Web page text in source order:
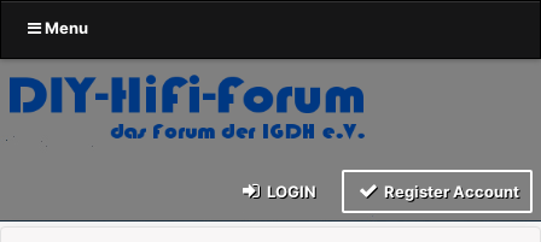
Menu
LOGIN Register Account